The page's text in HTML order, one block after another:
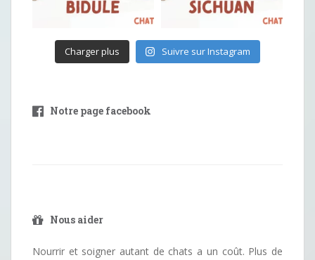
Charger plus Suivre sur Instagram
Notre page facebook
Nous aider
Nourrir et soigner autant de chats a un coût. Plus de